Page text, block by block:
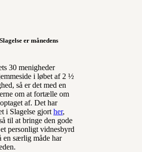
er månedens
30 menigheder
i løbet af 2 ½
så er det med en
om at fortælle om
af. Det har
i Slagelse gjort her,
til at bringe den gode
personligt vidnesbyrd
en særlig måde har